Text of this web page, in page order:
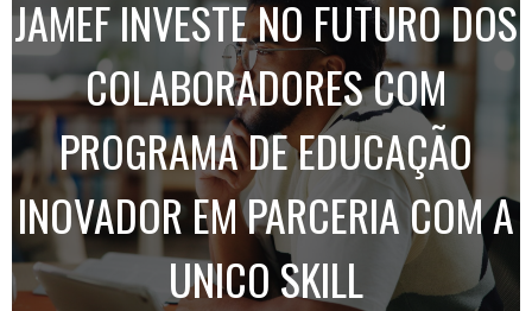
JAMEF INVESTE NO FUTURO DOS
COLABORADORES COM
PROGRAMA DE EDUCAÇÃO
INOVADOR EM PARCERIA COM A
UNICO SKILL